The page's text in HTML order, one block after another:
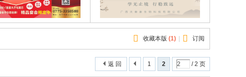
收藏本版 (1) 订阅
1 2 / 2 页
返 回